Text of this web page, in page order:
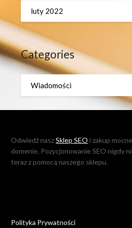
luty 2022
Categories
Wiadomości
Odwiedź naszSklep SEO i zakup
domenie. Pozycjonowanie SEO nigdy
teraz z pomocą naszego sklepu.
Polityka Prywatności